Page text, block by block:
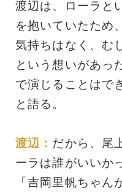
渡辺は、ローラと
を抱いていたため
気持ちはなく、む
という想いがあっ
で演じることはで
と語る。
渡辺： だから、尾
ーラは誰がいいか
「吉岡里帆ちゃん